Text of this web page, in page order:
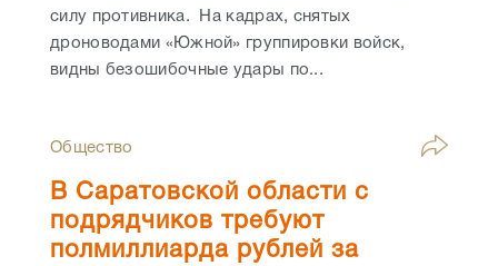
силу противника. На кадрах, снятых
дроноводами «Южной» группировки войск,
видны безошибочные удары по...
Общество
В Саратовской области с
подрядчиков требуют
полмиллиарда рублей за